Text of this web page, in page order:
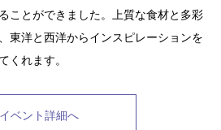
ことができました。上質な食材と多彩
東洋と西洋からインスピレーションを
くれます。
イベント詳細へ